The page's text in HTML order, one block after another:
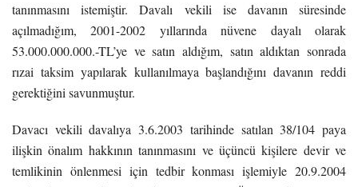
tanınmasını istemiştir. Davalı vekili ise davanın süresinde
açılmadığım, 2001-2002 yıllarında nüvene dayalı olarak
53.000.000.000.-TL’ye ve satın aldığım, satın aldıktan sonrada
rızai taksim yapılarak kullanılmaya başlandığını davanın reddi
gerektiğini savunmuştur.
Davacı vekili davalıya 3.6.2003 tarihinde satılan 38/104 paya
ilişkin önalım hakkının tanınmasını ve üçüncü kişilere devir ve
temlikinin önlenmesi için tedbir konması işlemiyle 20.9.2004